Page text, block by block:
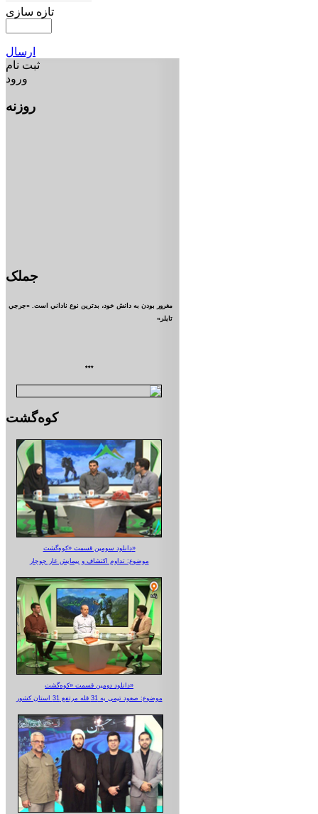
تازه سازی
ارسال
ثبت نام
ورود
روزنه
جملک
مغرور بودن به دانش خود، بدترين نوع ناداني است. «جرجي
تايلر»
***
کوه‌گشت
دانلود سومین قسمت «کوه‌گشت»
موضوع: تداوم اکتشاف و پیمایش غار جوجار
دانلود دومین قسمت «کوه‌گشت»
موضوع: صعود تیمی به 31 قله مرتفع 31 استان کشور